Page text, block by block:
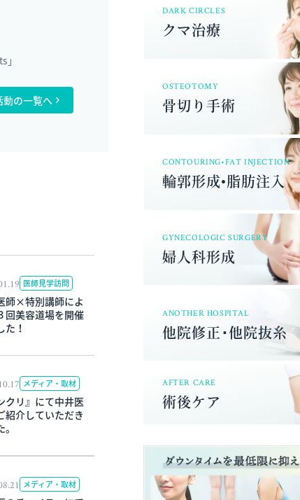
動の一覧へ
医師見学訪問
師×特別講師によ
回美容道場を開催
た！
メディア・取材
クリ』にて中井医
紹介していただき
メディア・取材
DARK CIRCLES
クマ治療
OSTEOTOMY
骨切り手術
CONTOURING•FAT INJECTION
輪郭形成•脂肪注入
GYNECOLOGIC SURGERY
婦人科形成
ANOTHER HOSPITAL
他院修正･他院抜糸
AFTER CARE
術後ケア